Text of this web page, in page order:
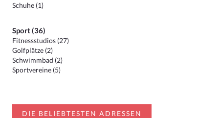
Schuhe (1)
Sport (36)
Fitnessstudios (27)
Golfplätze (2)
Schwimmbad (2)
Sportvereine (5)
DIE BELIEBTESTEN ADRESSEN